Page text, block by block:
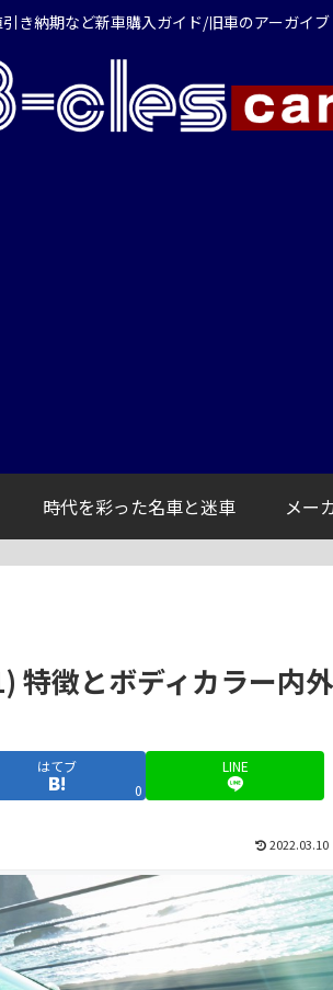
き納期など新車購入ガイド/旧車のアーガイブ
時代を彩った名車と迷車 メー
特徴とボディカラー内外
はてブ
0
LINE
2022.03.10